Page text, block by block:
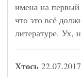
имена на первый
что это всё
литературе. Ух,
Хтось 22.07.2017